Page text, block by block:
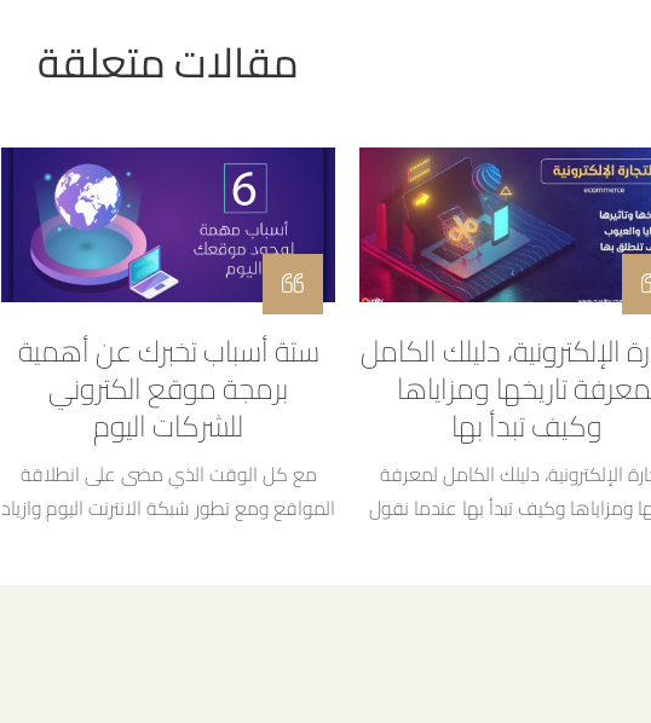
الإلكترونية، دليلك الكامل
تاريخها ومزاياها
وكيف تبدأ بها
الإلكترونية، دليلك الكامل لمعرفة
ومزاياها وكيف تبدأ بها عندما نقول
ستة أسباب تخبرك عن أهمية
برمجة موقع الكتروني
للشركات اليوم
مع كل الوقت الذي مضى على انطلاقة
المواقع ومع تطور شبكة الانترنت اليوم وازياد